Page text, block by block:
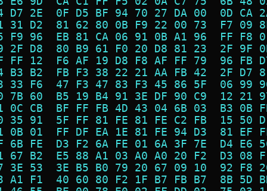
D7 2E  0F D5 BF 94 70 27 DA 00  0D
31 D2  81 62 80 0B F9 22 00 73  F7
F9 96  EB 81 CA 06 91 0B A1 96  FF
2F D8  80 B9 61 F0 20 D8 81 23  2F
FF 12  F6 AF 19 D8 F8 AF FF 79  96
B3 B2  FB F3 38 22 21 AA FB 42  2F
33 F6  47 F3 47 83 F3 45 86 5F  06
7B 60  B5 19 B4 91 3E DF 90 C9  12
0C CB  BF FF FB 4D 43 04 6B 03  B3
35 91  5F FF 81 FE 81 FE C2 FB  15
0B 01  FF DF EA 1E 81 FE 94 D3  81
6B FE  D3 F2 6A FE 01 6A 3F 7E  D4
67 B2  E5 88 A1 03 A0 A0 20 F2  D3
3E 53  3E B5 B0 79 20 67 09 10  92
A1 F1  40 60 80 F2 1F B7 FB B7  8B